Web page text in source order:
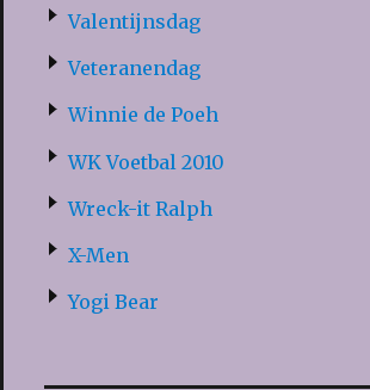
Valentijnsdag
Veteranendag
Winnie de Poeh
WK Voetbal 2010
Wreck-it Ralph
X-Men
Yogi Bear